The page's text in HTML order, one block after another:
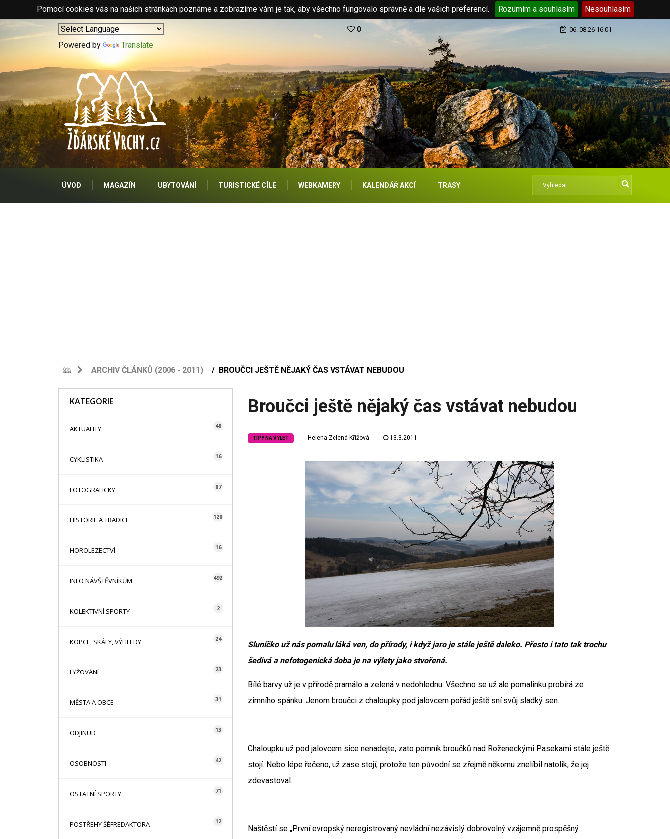
Pomocí cookies vás na našich stránkách poznáme a zobrazíme vám je tak, aby všechno fungovalo správně a dle vašich preferencí. Rozumím a souhlasím Nesouhlasím
Powered by Translate
0 06. 08.26 16:01
ÚVOD MAGAZÍN UBYTOVÁNÍ TURISTICKÉ CÍLE WEBKAMERY KALENDÁŘ AKCÍ TRASY
ARCHIV ČLÁNKŮ (2006 - 2011) BROUČCI JEŠTĚ NĚJAKÝ ČAS VSTÁVAT NEBUDOU
KATEGORIE
AKTUALITY 48
CYKLISTIKA 16
FOTOGRAFICKY 87
HISTORIE A TRADICE 128
HOROLEZECTVÍ 16
INFO NÁVŠTĚVNÍKŮM 492
KOLEKTIVNÍ SPORTY 2
KOPCE, SKÁLY, VÝHLEDY 24
LYŽOVÁNÍ 23
MĚSTA A OBCE 31
ODJINUD 13
OSOBNOSTI 42
OSTATNÍ SPORTY 71
POSTŘEHY ŠÉFREDAKTORA 12
Broučci ještě nějaký čas vstávat nebudou
TIPY NA VÝLET Helena Zelená Křížová 13.3.2011
Sluníčko už nás pomalu láká ven, do přírody, i když jaro je stále ještě daleko. Přesto i tato tak trochu
šedivá a nefotogenická doba je na výlety jako stvořená.
Bílé barvy už je v přírodě pramálo a zelená v nedohlednu. Všechno se už ale pomalinku probírá ze
zimního spánku. Jenom broučci z chaloupky pod jalovcem pořád ještě sní svůj sladký sen.
Chaloupku už pod jalovcem sice nenadejte, zato pomník broučků nad Roženeckými Pasekami stále ještě
stojí. Nebo lépe řečeno, už zase stojí, protože ten původní se zřejmě někomu znelíbil natolik, že jej
zdevastoval.
Naštěstí se „První evropský neregistrovaný nevládní nezávislý dobrovolný vzájemně prospěšný